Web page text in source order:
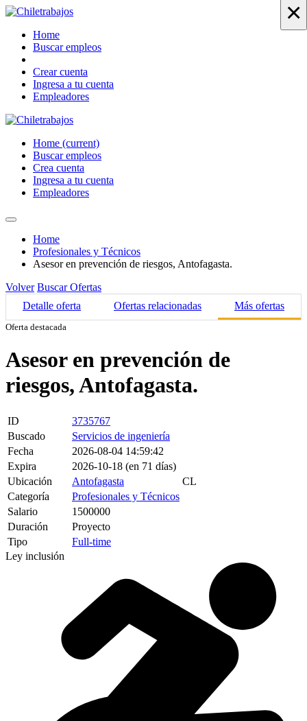
×
Home
Buscar empleos
Crear cuenta
Ingresa a tu cuenta
Empleadores
Home (current)
Buscar empleos
Crea cuenta
Ingresa a tu cuenta
Empleadores
Home
Profesionales y Técnicos
Asesor en prevención de riesgos, Antofagasta.
Volver Buscar Ofertas
Detalle oferta
Ofertas relacionadas Más ofertas
Oferta destacada
Asesor en prevención de
riesgos, Antofagasta.
ID
3735767
Buscado
Servicios de ingeniería
Fecha
2026-08-04 14:59:42
Expira
2026-10-18 (en 71 días)
Ubicación
Antofagasta
CL
Categoría
Profesionales y Técnicos
Salario
1500000
Duración
Proyecto
Tipo
Full-time
Ley inclusión